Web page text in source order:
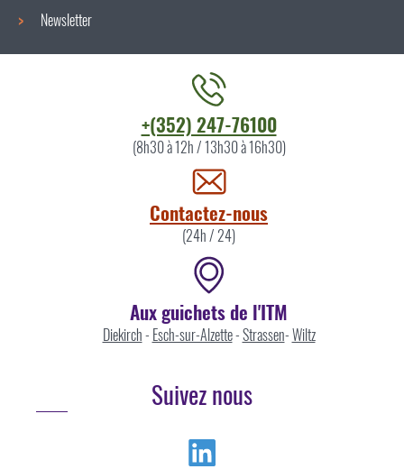
Newsletter
+(352) 247-76100
(8h30 à 12h / 13h30 à 16h30)
Contactez-nous
(24h / 24)
Aux guichets de l'ITM
Diekirch- Esch-sur-Alzette-Strassen-Wiltz
Suivez nous